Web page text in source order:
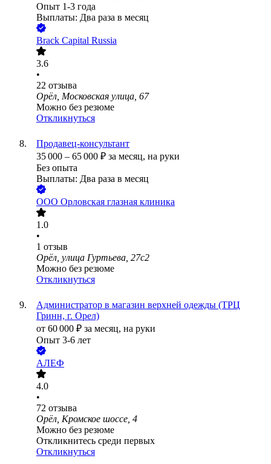
Опыт 1-3 года
Выплаты: Два раза в месяц
Brack Capital Russia
3.6
•
22 отзыва
Орёл, Московская улица, 67
Можно без резюме
Откликнуться
Продавец-консультант
35 000 – 65 000 ₽ за месяц, на руки
Без опыта
Выплаты: Два раза в месяц
ООО Орловская глазная клиника
1.0
•
1 отзыв
Орёл, улица Гуртьева, 27с2
Можно без резюме
Откликнуться
Администратор в магазин верхней одежды (ТРЦ
Гринн, г. Орел)
от 60 000 ₽ за месяц, на руки
Опыт 3-6 лет
АЛЕФ
4.0
•
72 отзыва
Орёл, Кромское шоссе, 4
Можно без резюме
Откликнитесь среди первых
Откликнуться